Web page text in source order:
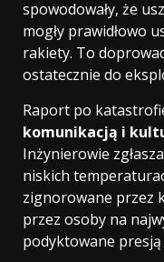
spowodowały, że
mogły prawidłowo
rakiety. To
ostatecznie do
Raport po
komunikacją i
Inżynierowie
niskich
zignorowane przez
przez osoby na
podyktowane